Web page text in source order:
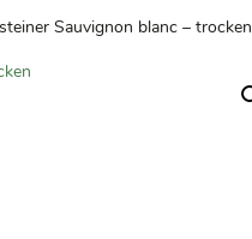
Sauvignon blanc – trocken